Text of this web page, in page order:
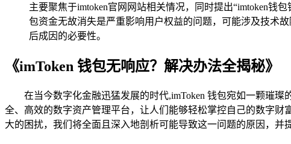
主要聚焦于imtoken官网网站相关情况，同时提出“imtoken钱
包资金无故消失是严重影响用户权益的问题，可能涉及技术
后成因的必要性。
《imToken 钱包无响应？解决办法全揭秘》
在当今数字化金融迅猛发展的时代,imToken 钱包宛如一颗璀
全、高效的数字资产管理平台，让人们能够轻松掌控自己的数字
大的困扰，我们将全面且深入地剖析可能导致这一问题的原因，并